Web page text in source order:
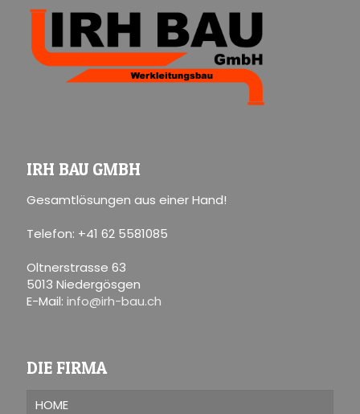
IRH BAU GMBH
Gesamtlösungen aus einer Hand!
Telefon: +41 62 5581085
Oltnerstrasse 63
5013 Niedergösgen
E-Mail: info@irh-bau.ch
DIE FIRMA
HOME